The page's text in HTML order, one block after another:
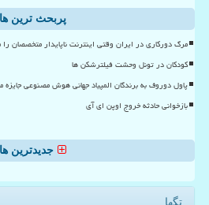
پربحث ترین ها
مرگ دورکاری در ایران وقتی اینترنت ناپایدار متخصصان
کودکان در تونل وحشت فیلترشکن ها
پاول دوروف به برندگان المپیاد جهانی هوش مصنوعی
بازخوانی حادثه خروج اوپن ای آی
جدیدترین ها
تگها